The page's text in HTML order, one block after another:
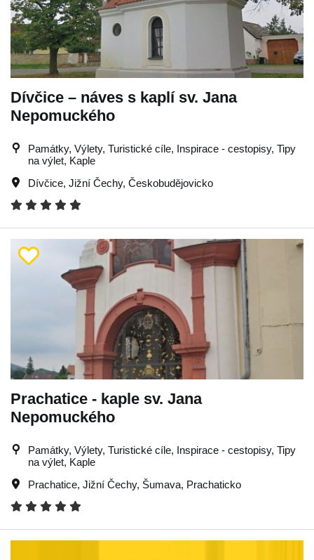
Dívčice – náves s kaplí sv. Jana
Nepomuckého
Památky, Výlety, Turistické cíle, Inspirace - cestopisy, Tipy
na výlet, Kaple
Dívčice, Jižní Čechy, Českobudějovicko
Prachatice - kaple sv. Jana
Nepomuckého
Památky, Výlety, Turistické cíle, Inspirace - cestopisy, Tipy
na výlet, Kaple
Prachatice, Jižní Čechy, Šumava, Prachaticko